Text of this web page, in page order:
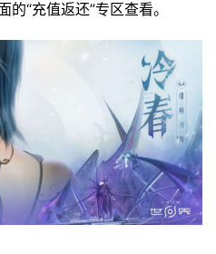
“充值返还”专区查看。